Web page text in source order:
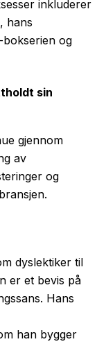
inkluderer
hans
og
sin
gjennom
av
og
dyslektiker til
er et bevis på
Hans
han bygger